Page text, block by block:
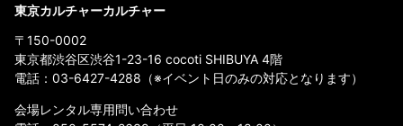
東京カルチャーカルチャー
〒150-0002
東京都渋谷区渋谷1-23-16 cocoti SHIBUYA 4階
電話： 03-6427-4288 （※イベント日のみの対応となります）
会場レンタル専用問い合わせ